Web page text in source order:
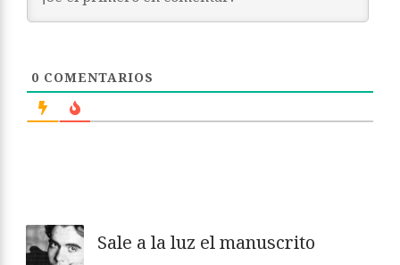
0 COMENTARIOS
Sale a la luz el manuscrito